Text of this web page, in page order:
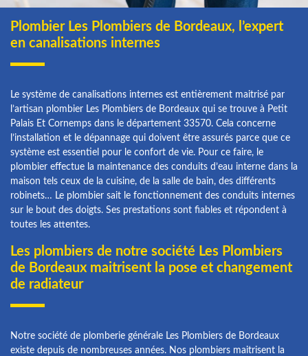
Plombier Les Plombiers de Bordeaux, l’expert
en canalisations internes
Le système de canalisations internes est entièrement maitrisé par
l’artisan plombier Les Plombiers de Bordeaux qui se trouve à Petit
Palais Et Cornemps dans le département 33570. Cela concerne
l’installation et le dépannage qui doivent être assurés parce que ce
système est essentiel pour le confort de vie. Pour ce faire, le
plombier effectue la maintenance des conduits d’eau interne dans la
maison tels ceux de la cuisine, de la salle de bain, des différents
robinets… Le plombier sait le fonctionnement des conduits internes
sur le bout des doigts. Ses prestations sont fiables et répondent à
toutes les attentes.
Les plombiers de notre société Les Plombiers
de Bordeaux maitrisent la pose et changement
de radiateur
Notre société de plomberie générale Les Plombiers de Bordeaux
existe depuis de nombreuses années. Nos plombiers maitrisent la